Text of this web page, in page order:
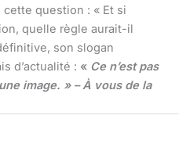
question : « Et si
quelle règle aurait-il
son slogan
d’actualité : « Ce n’est pas
image. » – À vous de la